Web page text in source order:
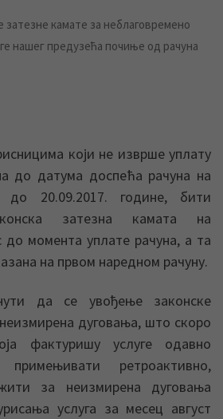
затезне камате за неблаговремено
нашег предузећа почиње од рачуна
који не изврше уплату
до датума доспећа рачуна на
до 20.09.2017. године, бити
затезна камата на
до момента уплате рачуна, а та
на првом наредном рачуну.
да се увођење законске
дуговања, што скоро
фактуришу услуге одавно
ретроактивно,
за неизмирена дуговања
услуга за месец август